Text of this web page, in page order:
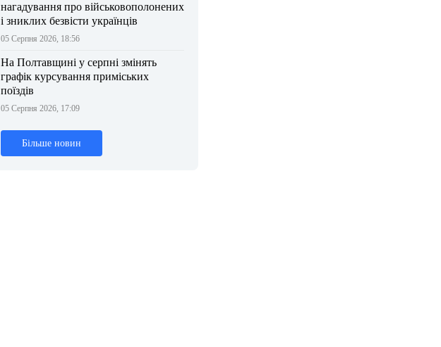
нагадування про військовополонених
і зниклих безвісти українців
05 Серпня 2026, 18:56
На Полтавщині у серпні змінять
графік курсування приміських
поїздів
05 Серпня 2026, 17:09
Більше новин